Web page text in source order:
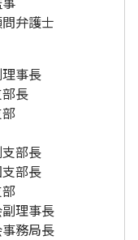
護士
事長
長
長
長
事長
局長